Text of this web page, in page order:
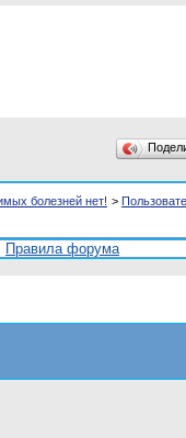
болезней нет! >
Правила форума